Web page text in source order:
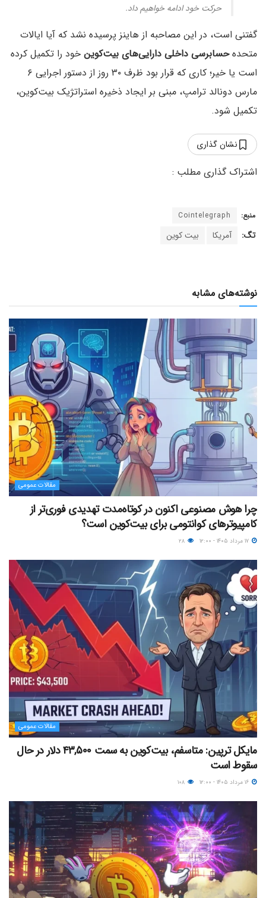
حرکت خود ادامه خواهیم داد.
گفتنی است، در این مصاحبه از هاینز پرسیده نشد که آیا ایالات
متحدهحسابرسی داخلی دارایی‌های بیت‌کوین خود را تکمیل کرده
است یا خیر؛ کاری که قرار بود ظرف ۳۰ روز از دستور اجرایی ۶
مارس دونالد ترامپ، مبنی بر ایجاد ذخیره استراتژیک بیت‌کوین،
تکمیل شود.
نشان گذاری
منبع: Cointelegraph
تگ: آمریکا بیت کوین
نوشته‌های مشابه
مقالات عمومی
چرا هوش مصنوعی اکنون در کوتاه‌مدت تهدیدی فوری‌تر از
کامپیوترهای کوانتومی برای بیت‌کوین است؟
مقالات عمومی
مایکل ترپین: متاسفم، بیت‌کوین به سمت ۴۳,۵۰۰ دلار در حال
سقوط است